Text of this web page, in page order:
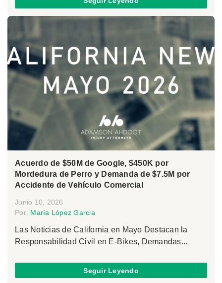
Acuerdo de $50M de Google, $450K por
Mordedura de Perro y Demanda de $7.5M por
Accidente de Vehículo Comercial
Junio 10, 2026
Por: María López Garcia
Las Noticias de California en Mayo Destacan la
Responsabilidad Civil en E-Bikes, Demandas...
Seguir Leyendo